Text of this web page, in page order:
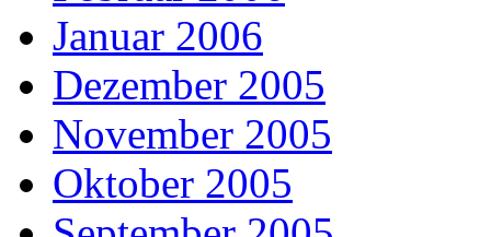
Januar 2006
Dezember 2005
November 2005
Oktober 2005